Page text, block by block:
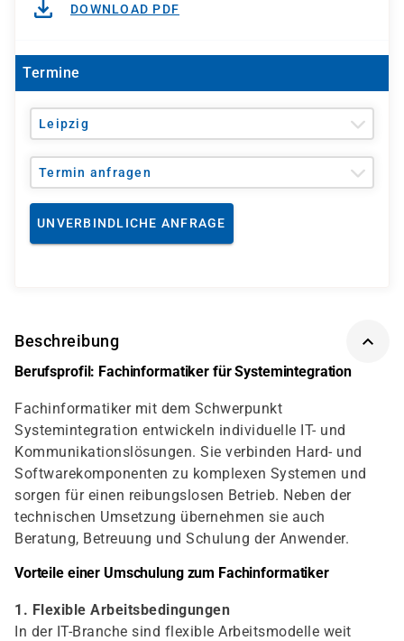
DOWNLOAD PDF
Termine
Leipzig
Termin anfragen
UNVERBINDLICHE ANFRAGE
Beschreibung
Berufsprofil: Fachinformatiker für Systemintegration
Fachinformatiker mit dem Schwerpunkt
Systemintegration entwickeln individuelle IT- und
Kommunikationslösungen. Sie verbinden Hard- und
Softwarekomponenten zu komplexen Systemen und
sorgen für einen reibungslosen Betrieb. Neben der
technischen Umsetzung übernehmen sie auch
Beratung, Betreuung und Schulung der Anwender.
Vorteile einer Umschulung zum Fachinformatiker
1. Flexible Arbeitsbedingungen
In der IT-Branche sind flexible Arbeitsmodelle weit